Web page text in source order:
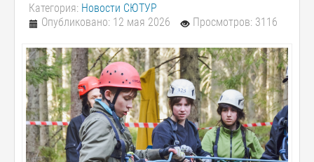
Категория: Новости СЮТУР
Опубликовано: 12 мая 2026
Просмотров: 3116